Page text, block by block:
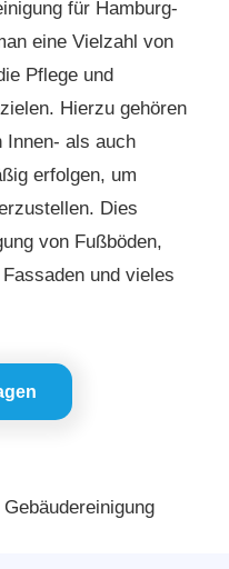
für Hamburg-
eine Vielzahl von
Pflege und
Hierzu gehören
Innen- als auch
erfolgen, um
Dies
von Fußböden,
und vieles